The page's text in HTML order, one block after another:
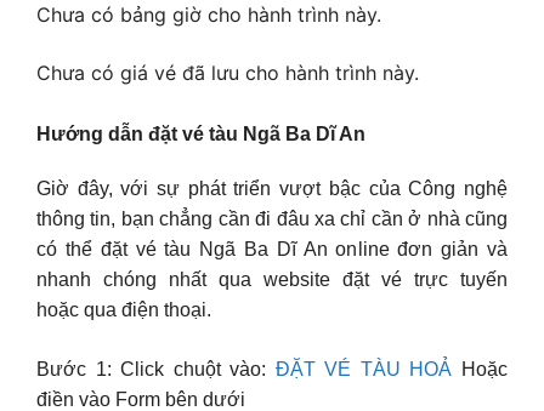
Chưa có bảng giờ cho hành trình này.
Chưa có giá vé đã lưu cho hành trình này.
Hướng dẫn đặt vé tàu Ngã Ba Dĩ An
Giờ đây, với sự phát triển vượt bậc của Công nghệ
thông tin, bạn chẳng cần đi đâu xa chỉ cần ở nhà cũng
có thể đặt vé tàu Ngã Ba Dĩ An online đơn giản và
nhanh chóng nhất qua website đặt vé trực tuyến
hoặc qua điện thoại.
Bước 1: Click chuột vào: ĐẶT VÉ TÀU HOẢ Hoặc
điền vào Form bên dưới